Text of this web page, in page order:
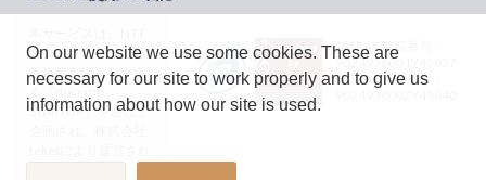
ドコモグループの新
規事業創出プログラ
ム「docomo
STARTUP」を通じて
JASRAC許諾番号：
9024936001Y45037
JASRAC許諾番号：
On our website we use some cookies. These are
necessary for our site to work properly and to give us
information about how our site is used.